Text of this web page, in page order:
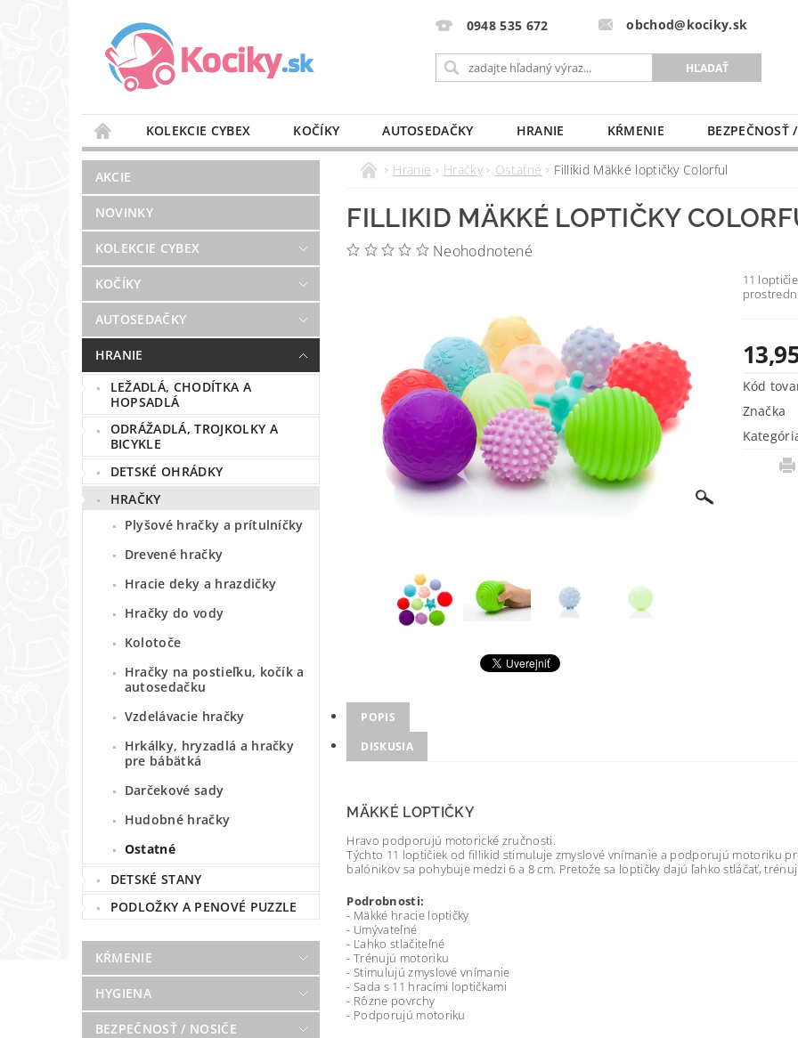
0948 535 672 obchod@kociky.sk
KOLEKCIE CYBEX KOČÍKY AUTOSEDAČKY HRANIE KŔMENIE
BEZPEČNOSŤ
STAROSTLIVOSŤ O VZDUCH
VÝBAVA DO PÔRODNICE MLIEKO A VÝŽIVA PRE MAMIČKU
BLOG
PREDAJŇA KONTAKT
AKCIE
NOVINKY
KOLEKCIE CYBEX
KOČÍKY
AUTOSEDAČKY
HRANIE
LEŽADLÁ, CHODÍTKA A
HOPSADLÁ
ODRÁŽADLÁ, TROJKOLKY A
BICYKLE
DETSKÉ OHRÁDKY
HRAČKY
Plyšové hračky a prítulníčky
Drevené hračky
Hracie deky a hrazdičky
Hračky do vody
Kolotoče
Hračky na postieľku, kočík a
autosedačku
Vzdelávacie hračky
Hrkálky, hryzadlá a hračky
pre bábätká
Darčekové sady
Hudobné hračky
Ostatné
DETSKÉ STANY
PODLOŽKY A PENOVÉ PUZZLE
KŔMENIE
HYGIENA
BEZPEČNOSŤ / NOSIČE
Hranie Hračky Ostatné Fillikid Mäkké loptičky Colorful
FILLIKID MÄKKÉ LOPTIČKY
Neohodnotené
11
Kód
Značka
POPIS
DISKUSIA
MÄKKÉ LOPTIČKY
Hravo podporujú motorické zručnosti.
Týchto 11 loptičiek od fillikid stimuluje zmyslové vnímanie a podporujú motoriku
balónikov sa pohybuje medzi 6 a 8 cm. Pretože sa loptičky dajú ľahko stláčať,
Podrobnosti:
- Mäkké hracie loptičky
- Umývateľné
- Ľahko stlačiteľné
- Trénujú motoriku
- Stimulujú zmyslové vnímanie
- Sada s 11 hracími loptičkami
- Rôzne povrchy
- Podporujú motoriku